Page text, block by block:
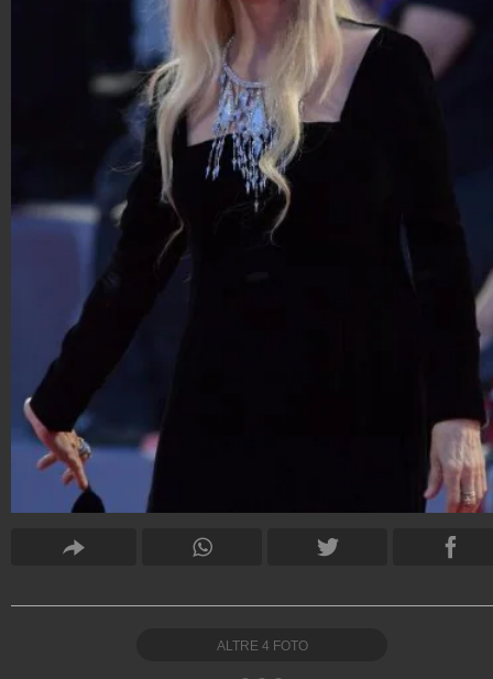
ALTRE 4 FOTO